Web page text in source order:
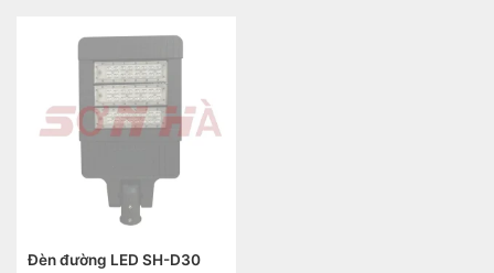
Đèn đường LED SH-D30